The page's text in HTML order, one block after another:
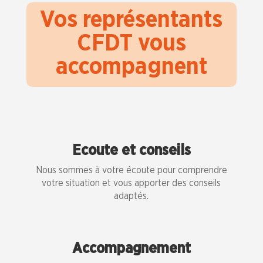
Vos représentants
CFDT vous
accompagnent
Ecoute et conseils
Nous sommes à votre écoute pour comprendre
votre situation et vous apporter des conseils
adaptés.
Accompagnement